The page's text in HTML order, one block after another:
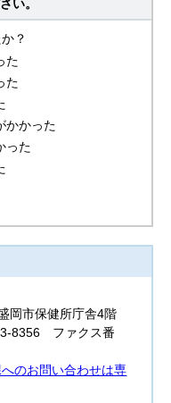
い。
？
た
た
かかった
った
市保健所庁舎4階
8356 ファクス番
のお問い合わせは専